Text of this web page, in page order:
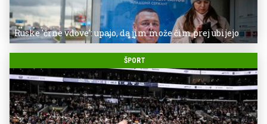
Ruske 'črne vdove': upajo, da jim može čim prej ubijejo
ŠPORT